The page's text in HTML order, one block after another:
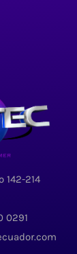
142-214
0291